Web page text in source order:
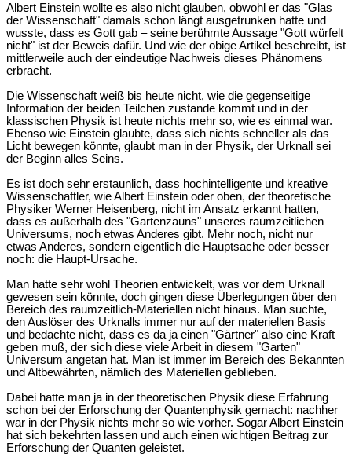
Albert Einstein wollte es also nicht glauben, obwohl er das "Glas
der Wissenschaft" damals schon längt ausgetrunken hatte und
wusste, dass es Gott gab – seine berühmte Aussage "Gott würfelt
nicht" ist der Beweis dafür. Und wie der obige Artikel beschreibt, ist
mittlerweile auch der eindeutige Nachweis dieses Phänomens
erbracht.
Die Wissenschaft weiß bis heute nicht, wie die gegenseitige
Information der beiden Teilchen zustande kommt und in der
klassischen Physik ist heute nichts mehr so, wie es einmal war.
Ebenso wie Einstein glaubte, dass sich nichts schneller als das
Licht bewegen könnte, glaubt man in der Physik, der Urknall sei
der Beginn alles Seins.
Es ist doch sehr erstaunlich, dass hochintelligente und kreative
Wissenschaftler, wie Albert Einstein oder oben, der theoretische
Physiker Werner Heisenberg, nicht im Ansatz erkannt hatten,
dass es außerhalb des "Gartenzauns" unseres raumzeitlichen
Universums, noch etwas Anderes gibt. Mehr noch, nicht nur
etwas Anderes, sondern eigentlich die Hauptsache oder besser
noch: die Haupt-Ursache.
Man hatte sehr wohl Theorien entwickelt, was vor dem Urknall
gewesen sein könnte, doch gingen diese Überlegungen über den
Bereich des raumzeitlich-Materiellen nicht hinaus. Man suchte,
den Auslöser des Urknalls immer nur auf der materiellen Basis
und bedachte nicht, dass es da ja einen "Gärtner" also eine Kraft
geben muß, der sich diese viele Arbeit in diesem "Garten"
Universum angetan hat. Man ist immer im Bereich des Bekannten
und Altbewährten, nämlich des Materiellen geblieben.
Dabei hatte man ja in der theoretischen Physik diese Erfahrung
schon bei der Erforschung der Quantenphysik gemacht: nachher
war in der Physik nichts mehr so wie vorher. Sogar Albert Einstein
hat sich bekehrten lassen und auch einen wichtigen Beitrag zur
Erforschung der Quanten geleistet.